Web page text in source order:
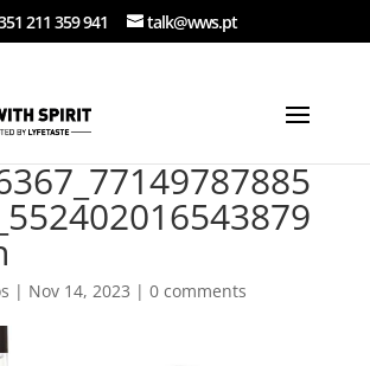
211 359 941 talk@wws.pt
| Nov 14, 2023 | 0 comments